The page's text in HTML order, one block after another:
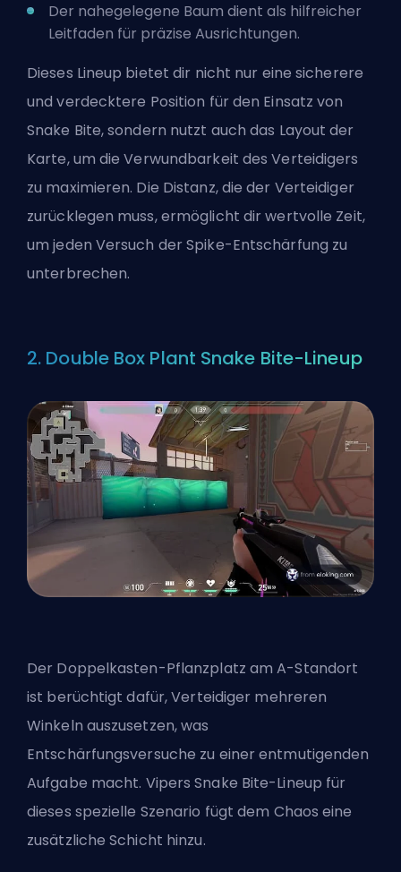
Der nahegelegene Baum dient als hilfreicher
Leitfaden für präzise Ausrichtungen.
Dieses Lineup bietet dir nicht nur eine sicherere
und verdecktere Position für den Einsatz von
Snake Bite, sondern nutzt auch das Layout der
Karte, um die Verwundbarkeit des Verteidigers
zu maximieren. Die Distanz, die der Verteidiger
zurücklegen muss, ermöglicht dir wertvolle Zeit,
um jeden Versuch der Spike-Entschärfung zu
unterbrechen.
2. Double Box Plant Snake Bite-Lineup
Der Doppelkasten-Pflanzplatz am A-Standort
ist berüchtigt dafür, Verteidiger mehreren
Winkeln auszusetzen, was
Entschärfungsversuche zu einer entmutigenden
Aufgabe macht. Vipers Snake Bite-Lineup für
dieses spezielle Szenario fügt dem Chaos eine
zusätzliche Schicht hinzu.